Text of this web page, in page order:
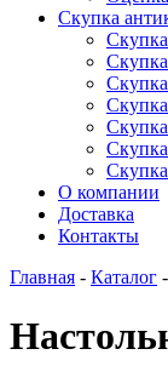
Скупка
Скупка
Скупка
О компании
Доставка
Контакты
Главная - Каталог -